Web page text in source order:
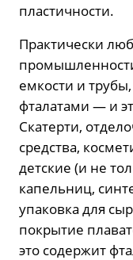
пластичности.
Практически
емкости и
фталатами — и
Скатерти,
средства,
детские (и не
капельниц,
упаковка для
покрытие
это содержит